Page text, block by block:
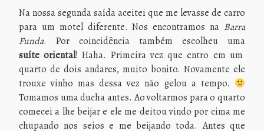
Na nossa segunda saída aceitei que me levasse de carro
para um motel diferente. Nos encontramos na Barra
Funda. Por coincidência também escolheu uma
suíte oriental! Haha. Primeira vez que entro em um
quarto de dois andares, muito bonito. Novamente ele
trouxe vinho mas dessa vez não gelou a tempo.
Tomamos uma ducha antes. Ao voltarmos para o quarto
comecei a lhe beijar e ele me deitou vindo por cima me
chupando nos seios e me beijando toda. Antes que